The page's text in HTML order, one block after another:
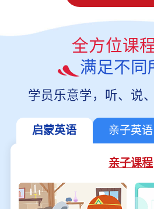
全方位课
满足不同
学员乐意学，听、说
启蒙英语 亲子英语
亲子课程